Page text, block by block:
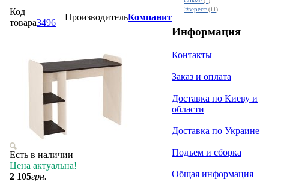
Код
товара3496
ПроизводительКомпанит
Есть в наличии
Цена актуальна!
2 105грн.
Эверест (11)
Информация
Контакты
Заказ и оплата
Доставка по Киеву и
области
Доставка по Украине
Подъем и сборка
Общая информация